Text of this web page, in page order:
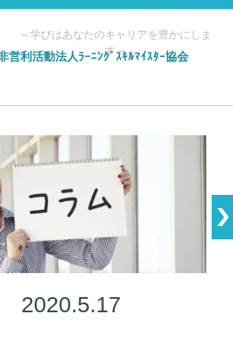
営利活動法人ﾗｰﾆﾝｸﾞｽｷﾙﾏｲｽﾀｰ協会
～学びはあなたのキャリアを豊かにしま
す～
2020.5.17